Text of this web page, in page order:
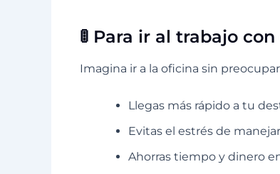
🚦 Para ir al trabajo
Imagina ir a la oficina sin
Llegas más rápido a tu
Evitas el estrés de
Ahorras tiempo y dinero